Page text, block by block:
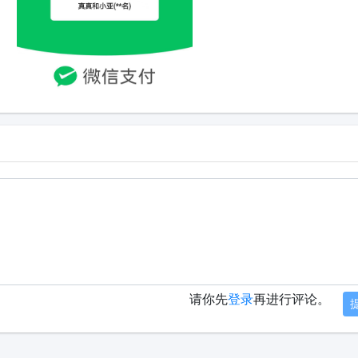
请你先登录再进行评论。